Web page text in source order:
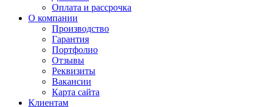
Оплата и рассрочка
О компании
Производство
Гарантия
Портфолио
Отзывы
Реквизиты
Вакансии
Карта сайта
Клиентам